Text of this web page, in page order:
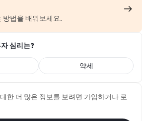
방법을 배워보세요.
심리는?
약세
한 더 많은 정보를 보려면 가입하거나 로